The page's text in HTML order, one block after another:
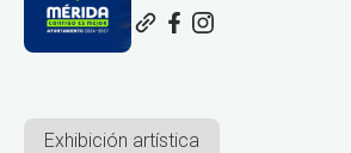
Exhibición artística